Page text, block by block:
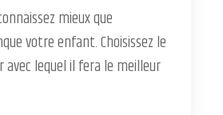
mieux que
votre enfant. Choisissez le
lequel il fera le meilleur